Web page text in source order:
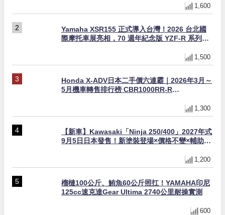
1,600
Yamaha XSR155 正式導入台灣！2026 台北國
際摩托車展亮相，70 週年紀念版 YZF-R 系列限
1,500
Honda X-ADV日本二手價六連霸｜2026年3月～
5月機車轉售排行榜 CBR1000RR-R
1,300
【新車】Kawasaki「Ninja 250/400」2027年式
9月5日日本發售！新塗裝登場×價格不變×輔助滑
1,200
榴槤100公斤、鮪魚60公斤照扛！YAMAHA印尼
125cc速克達Gear Ultima 2740公里耐操實測
600